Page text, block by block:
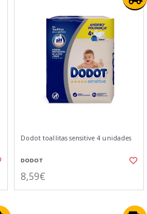
Dodot toallitas sensitive 4 unidades
DODOT
8,59€